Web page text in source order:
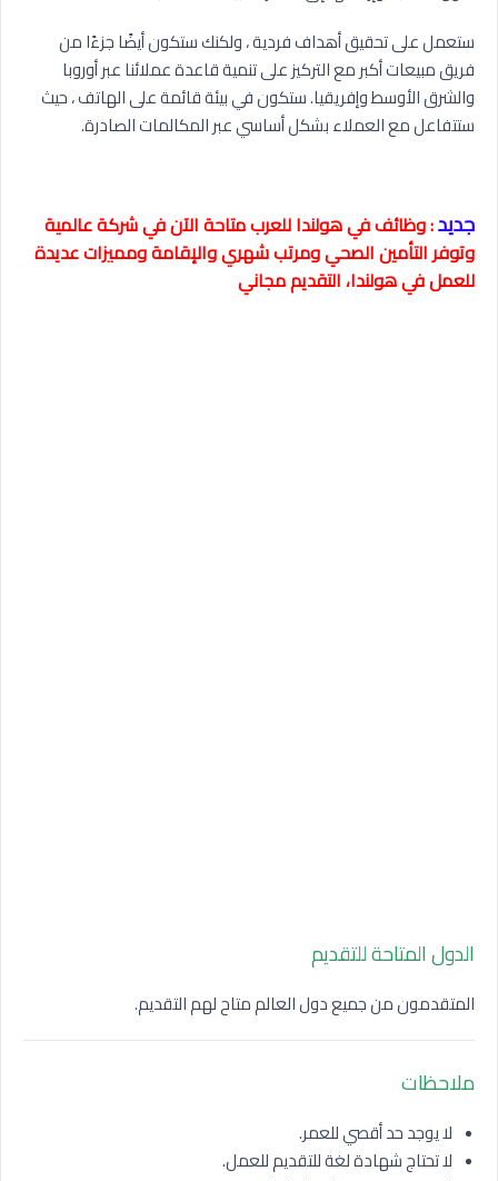
ستعمل على تحقيق أهداف فردية ، ولكنك ستكون أيضًا جزءًا من
فريق مبيعات أكبر مع التركيز على تنمية قاعدة عملائنا عبر أوروبا
والشرق الأوسط وإفريقيا. ستكون في بيئة قائمة على الهاتف ، حيث
ستتفاعل مع العملاء بشكل أساسي عبر المكالمات الصادرة.
جديد: وظائف في هولندا للعرب متاحة الآن في شركة عالمية
وتوفر التأمين الصحي ومرتب شهري والإقامة ومميزات عديدة
للعمل في هولندا، التقديم مجاني
الدول المتاحة للتقديم
المتقدمون من جميع دول العالم متاح لهم التقديم.
ملاحظات
لا يوجد حد أقصي للعمر.
لا تحتاج شهادة لغة للتقديم للعمل.